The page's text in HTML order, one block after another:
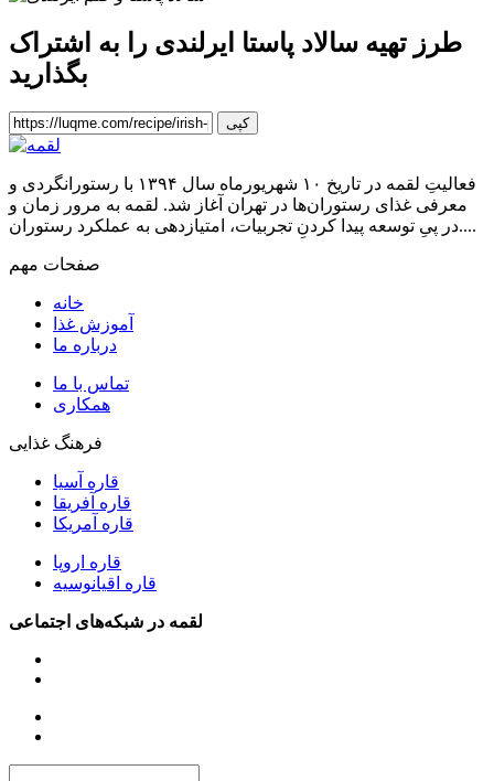
طرز تهیه سالاد پاستا ایرلندی را به اشتراک
بگذارید
کپی
فعالیتِ لقمه در تاریخ ۱۰ شهریورماه سال ۱۳۹۴ با رستورانگردی و
معرفی غذای رستوران‌ها در تهران آغاز شد. لقمه به مرور زمان و
در پیِ توسعه پیدا کردنِ تجربیات، امتیازدهی به عملکرد رستوران....
صفحات مهم
خانه
آموزش غذا
درباره ما
تماس با ما
همکاری
فرهنگ غذایی
قاره آسیا
قاره آفریقا
قاره آمریکا
قاره اروپا
قاره اقیانوسیه
لقمه در شبکه‌های اجتماعی